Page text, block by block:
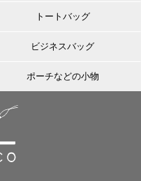
トートバッグ
ビジネスバッグ
ポーチなどの小物